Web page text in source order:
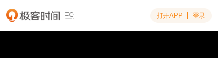
 打开APP 登录